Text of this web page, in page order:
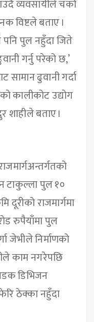
व्यवसायीले चर्को
विष्टले बताए ।
पुल नहुँदा जिते
गर्नु परेको छ,’
ढुवानी गर्दा
कालीकोट उद्योग
शाहीले बताए ।
टाकुल्ला पुल १०
दूरीको राजमार्गमा
रुपैयाँमा पुल
जेभीले निर्माणको
काम नगरेपछि
डिभिजन
ठेक्का नहुँदा